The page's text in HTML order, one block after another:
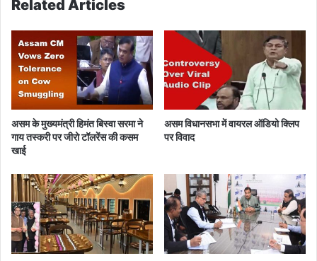
ल
ले
नि
र्वा
आ
यो
ग
की
ठ
क
Related Articles
असम के मुख्यमंत्री हिमंत बिस्वा सरमा ने
गाय तस्करी पर जीरो टॉलरेंस की कसम
खाई
असम विधानसभा में वायरल ऑडियो क्लिप
पर विवाद